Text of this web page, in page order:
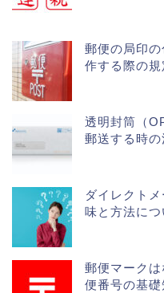
郵便の局印
作する際の
透明封筒（
郵送する時の
ダイレクト
味と方法に
郵便マーク
便番号の基礎